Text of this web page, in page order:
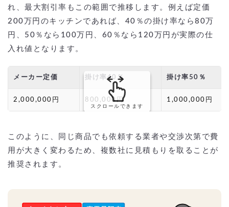
れ、最大割引率もこの範囲で推移します。例えば定価
200万円のキッチンであれば、40％の掛け率なら80万
円、50％なら100万円、60％なら120万円が実際の仕
入れ値となります。
メーカー定価 掛け率40％ 掛け率50％
2,000,000円 800,000円 1,000,000円
スクロールできます
このように、同じ商品でも依頼する業者や交渉次第で費
用が大きく変わるため、複数社に見積もりを取ることが
推奨されます。